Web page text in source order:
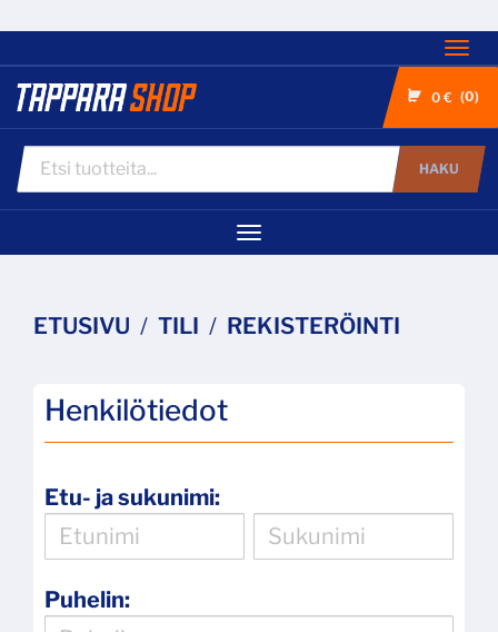
0 € 0
HAKU
Navigaatio
ETUSIVU TILI REKISTERÖINTI
Henkilötiedot
Etu- ja sukunimi:
Puhelin: